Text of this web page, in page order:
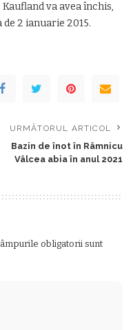
va avea închis,
2 ianuarie 2015.
URMĂTORUL ARTICOL
Bazin de înot în Râmnicu
Vâlcea abia în anul 2021
obligatorii sunt